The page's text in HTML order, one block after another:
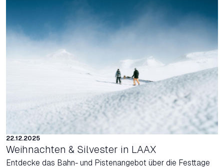
22.12.2025
Weihnachten & Silvester in LAAX
Entdecke das Bahn- und Pistenangebot über die Festtage